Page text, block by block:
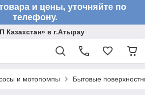
и цены, уточняйте по
телефону.
в г.Атырау
и мотопомпы Бытовые